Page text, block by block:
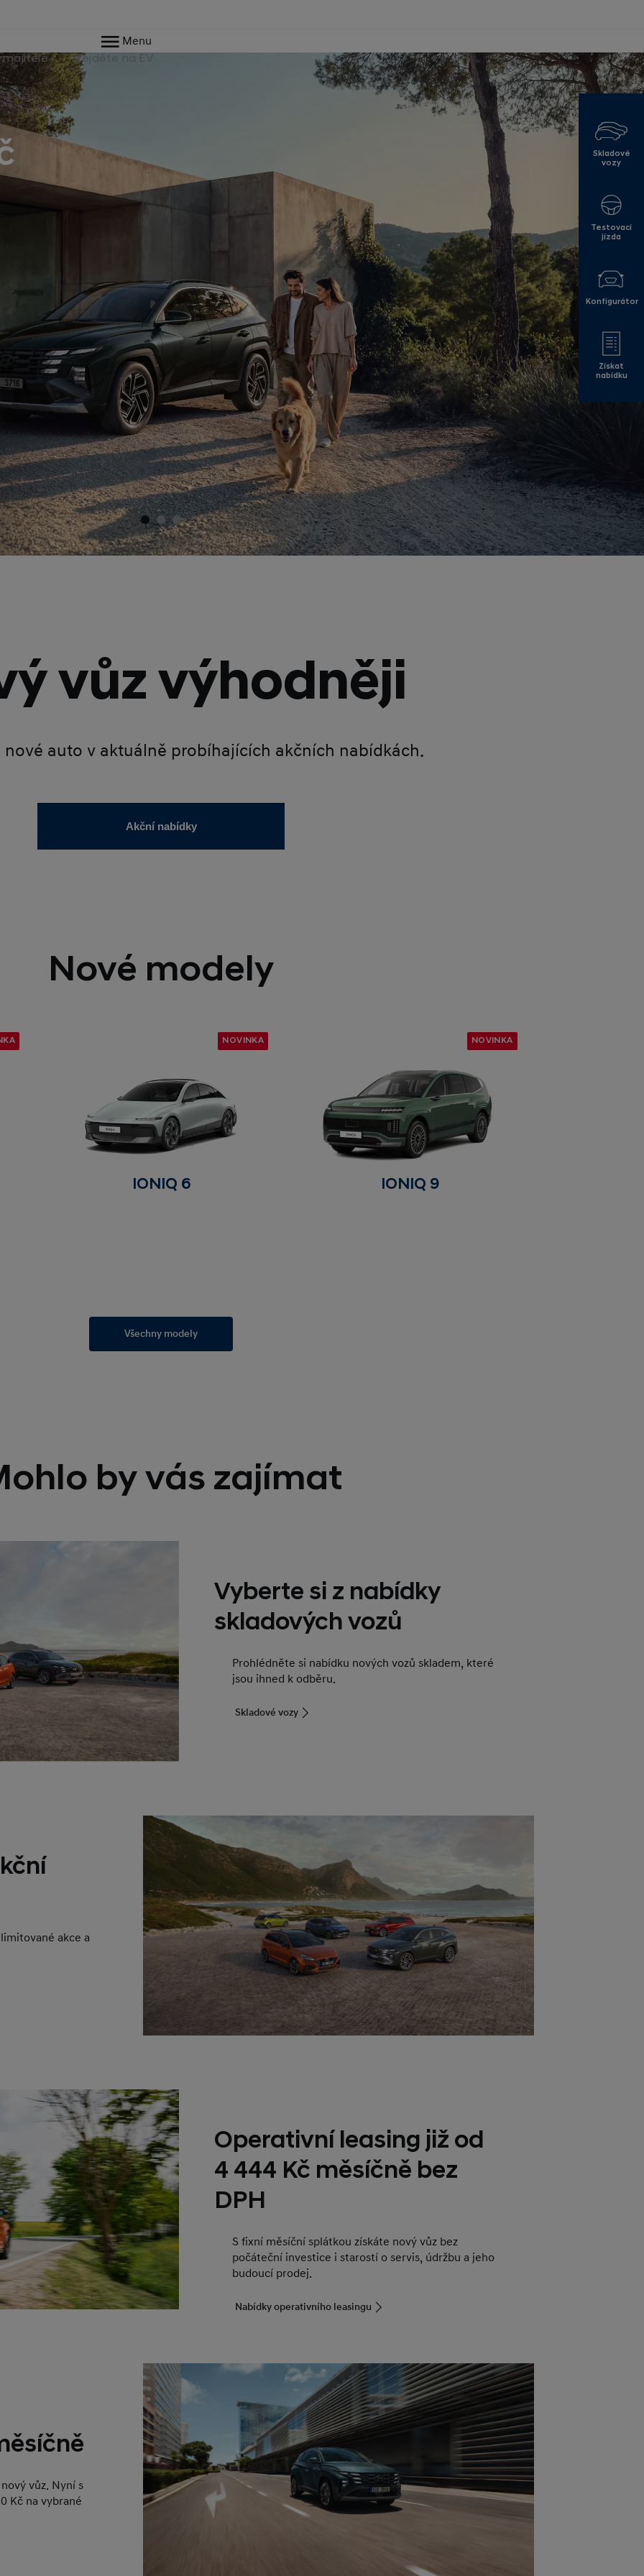
majitele Přejděte na EV
Menu
Skladové
vozy
Testovací
jízda
Konfigurátor
Získat
nabídku
vůz výhodněji
nové auto v aktuálně probíhajících akčních nabídkách.
Akční nabídky
Nové modely
NOVINKA
IONIQ 6
NOVINKA
IONIQ 9
Všechny modely
by vás zajímat
Vyberte si z nabídky
skladových vozů
Prohlédněte si nabídku nových vozů skladem, které
jsou ihned k odběru.
Skladové vozy
akce a
Operativní leasing již od
4 444 Kč měsíčně bez
DPH
S fixní měsíční splátkou získáte nový vůz bez
počáteční investice i starostí o servis, údržbu a jeho
budoucí prodej.
Nabídky operativního leasingu
vůz. Nyní s
Kč na vybrané